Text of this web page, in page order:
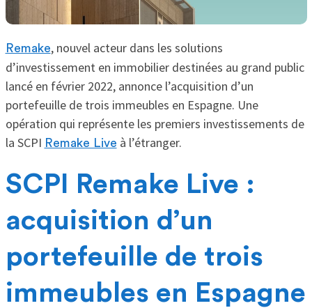
Remake, nouvel acteur dans les solutions
d’investissement en immobilier destinées au grand public
lancé en février 2022, annonce l’acquisition d’un
portefeuille de trois immeubles en Espagne. Une
opération qui représente les premiers investissements de
la SCPI Remake Live à l’étranger.
SCPI Remake Live :
acquisition d’un
portefeuille de trois
immeubles en Espagne